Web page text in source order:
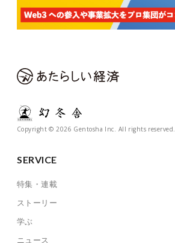
Copyright © 2026 Gentosha Inc. All rights reserved.
SERVICE
特集・連載
ストーリー
学ぶ
ニュース